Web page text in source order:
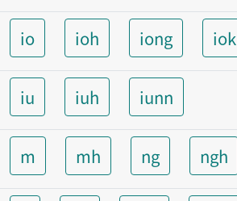
io ioh iong iok
iu iuh iunn
m mh ng ngh